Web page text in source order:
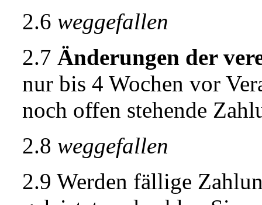
2.6 weggefallen
2.7 Änderungen der
nur bis 4 Wochen vor
noch offen stehende
2.8 weggefallen
2.9 Werden fällige